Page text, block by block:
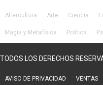
Altercultura Arte Ciencia
Magia y Metafísica Política
TODOS LOS DERECHOS
AVISO DE PRIVACIDAD VENTAS